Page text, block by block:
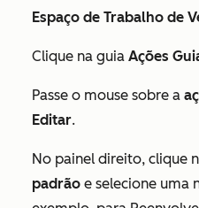
Espaço de Trabalho de
Clique na guia Ações
Passe o mouse sobre a
Editar.
No painel direito, clique
padrão e selecione uma